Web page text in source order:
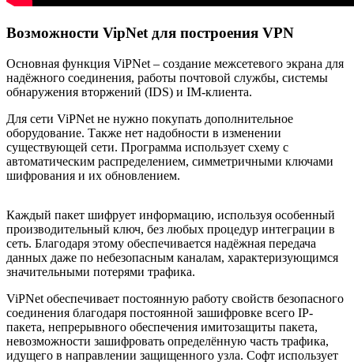
Возможности VipNet для построения VPN
Основная функция ViPNet – создание межсетевого экрана для
надёжного соединения, работы почтовой службы, системы
обнаружения вторжений (IDS) и IM-клиента.
Для сети ViPNet не нужно покупать дополнительное
оборудование. Также нет надобности в изменении
существующей сети. Программа использует схему с
автоматическим распределением, симметричными ключами
шифрования и их обновлением.
Каждый пакет шифрует информацию, используя особенный
производительный ключ, без любых процедур интеграции в
сеть. Благодаря этому обеспечивается надёжная передача
данных даже по небезопасным каналам, характеризующимся
значительными потерями трафика.
ViPNet обеспечивает постоянную работу свойств безопасного
соединения благодаря постоянной зашифровке всего IP-
пакета, непрерывного обеспечения имитозащиты пакета,
невозможности зашифровать определённую часть трафика,
идущего в направлении защищенного узла. Софт использует